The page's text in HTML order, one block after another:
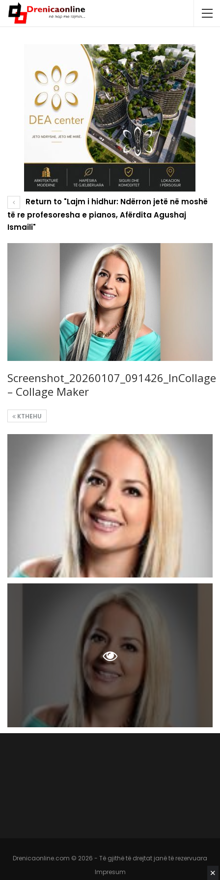
Return to "Lajm i hidhur: Ndërron jetë në moshë
të re profesoresha e pianos, Afërdita Agushaj
Ismaili"
Screenshot_20260107_091426_InCollage
– Collage Maker
KTHEHU
Drenicaonline.com © 2026 - Të gjithë të drejtat janë të rezervuara
Impresum
✕